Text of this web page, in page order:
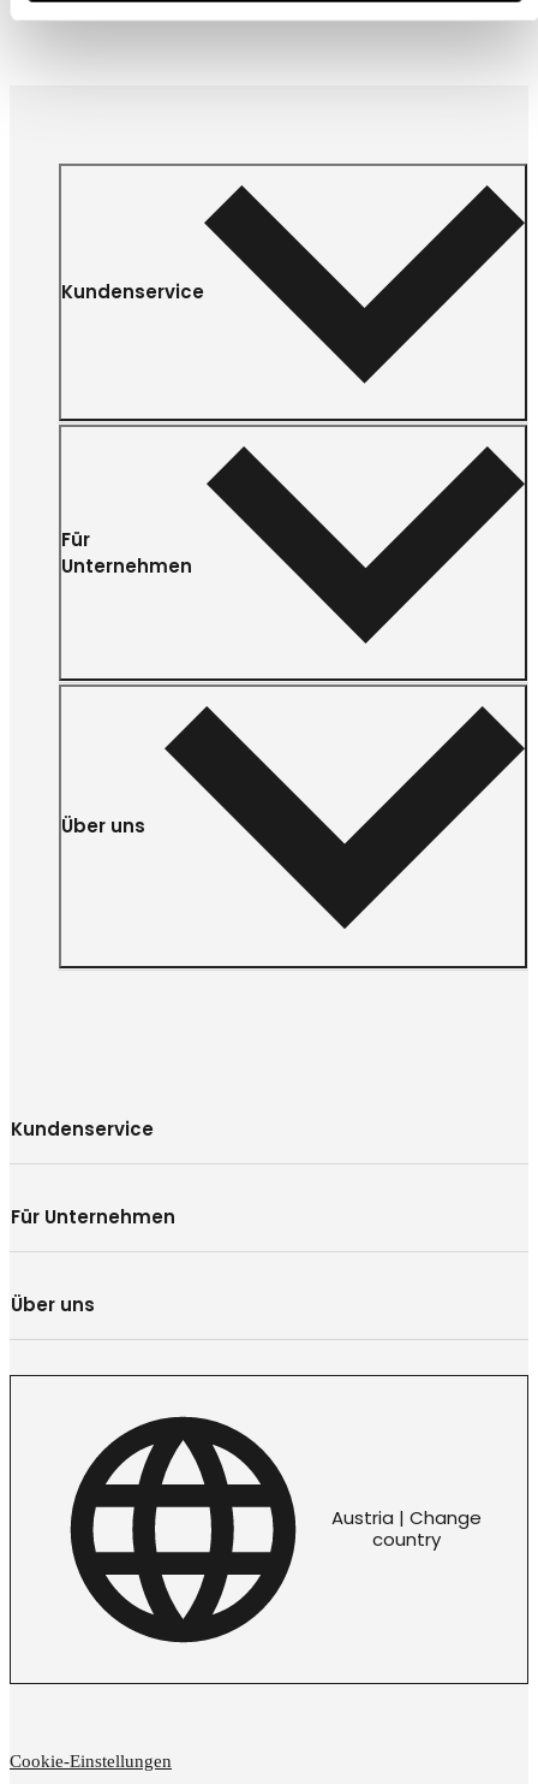
Kundenservice
Für
Unternehmen
Über uns
Kundenservice
Für Unternehmen
Über uns
Austria | Change
country
Cookie-Einstellungen